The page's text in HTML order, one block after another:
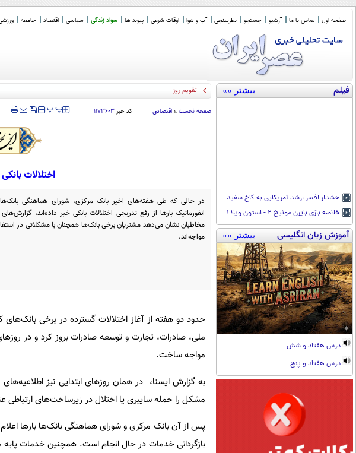
صفحه اول تماس با ما آرشیو جستجو نظرسنجی آب و هوا اوقات شرعی پیوند ها سواد زندگی سیاسی اقتصاد جامعه
فیلم بیشتر »»
هشدار افسر ارشد آمریکایی به کاخ سفید
خلاصه بازی بایرن مونیخ ۲ - استون ویلا ۱
آموزش زبان انگلیسی بیشتر »»
درس هفتاد و شش
درس هفتاد و پنج
تقویم روز
صفحه نخست » اقتصادی کد خبر۱۱۷۳۶۰۳ ‍‍‍ پپ
اختلالات
در حالی که طی هفته‌های اخیر بانک مرکزی، شورای هماهنگی
انفورماتیک بارها از رفع تدریجی اختلالات بانکی خبر داده‌اند،
مخاطبان نشان می‌دهد مشتریان برخی بانک‌ها همچنان با مشکلاتی در
مواجه‌اند.
حدود دو هفته از آغاز اختلالات گسترده در برخی بانک‌های
ملی، صادرات، تجارت و توسعه صادرات بروز کرد و در
مواجه ساخت.
به گزارش ایسنا، در همان روزهای ابتدایی نیز
مشکل را حمله سایبری یا اختلال در زیرساخت‌های ارتباطی
پس از آن بانک مرکزی و شورای هماهنگی بانک‌ها بارها
بازگردانی خدمات در حال انجام است. همچنین خدمات پایه